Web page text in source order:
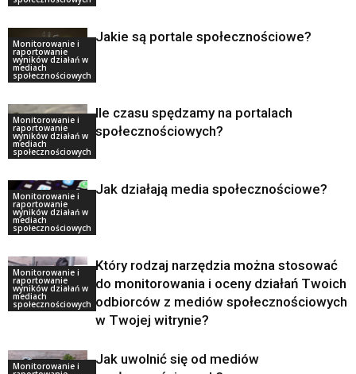
Monitorowanie i
raportowanie
wyników działań w
mediach
społecznościowych
Jakie są portale społecznościowe?
Monitorowanie i
raportowanie
wyników działań w
mediach
społecznościowych
Ile czasu spędzamy na portalach
społecznościowych?
Monitorowanie i
raportowanie
wyników działań w
mediach
społecznościowych
Jak działają media społecznościowe?
Monitorowanie i
raportowanie
wyników działań w
mediach
społecznościowych
Który rodzaj narzędzia można stosować
do monitorowania i oceny działań Twoich
odbiorców z mediów społecznościowych
w Twojej witrynie?
Monitorowanie i
Jak uwolnić się od mediów